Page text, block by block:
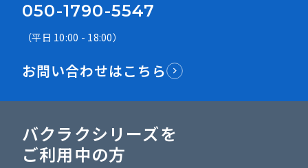
050-1790-5547
（平日 10:00 - 18:00）
お問い合わせはこちら
バクラクシリーズを
ご利用中の方